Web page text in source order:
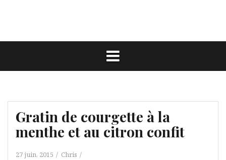
Gratin de courgette à la
menthe et au citron confit
27 juin, 2015 Chris